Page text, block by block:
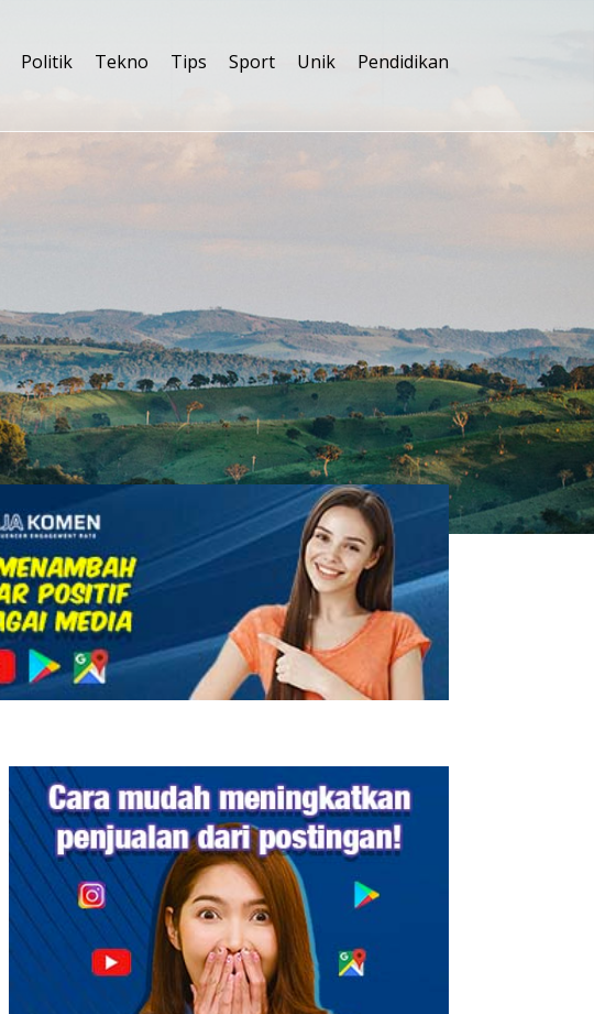
Politik Tekno Tips Sport Unik Pendidikan